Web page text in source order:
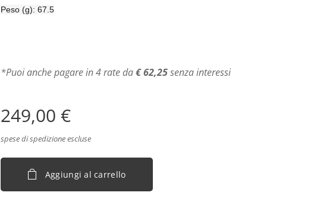
Peso (g): 67.5
*Puoi anche pagare in 4 rate da€ 62,25senza interessi
249,00 €
spese di spedizione escluse
Aggiungi al carrello